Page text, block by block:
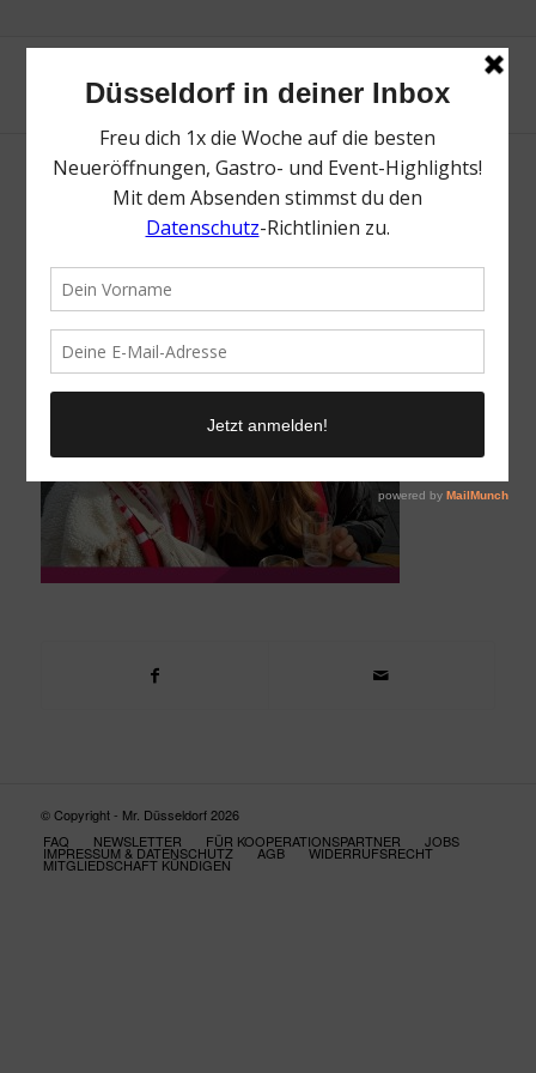
Community Einsendung: Sarah Klein
16. September 2025 /
© Copyright - Mr. Düsseldorf 2026
FAQ
NEWSLETTER FÜR KOOPERATIONSPARTNER JOBS
IMPRESSUM & DATENSCHUTZ AGB WIDERRUFSRECHT
MITGLIEDSCHAFT KÜNDIGEN